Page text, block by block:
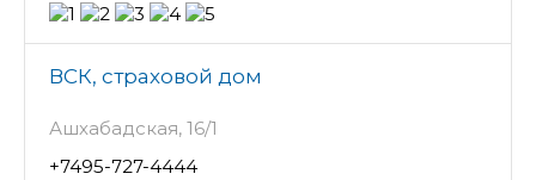
ВСК, страховой дом
Ашхабадская, 16/1
+7495-727-4444